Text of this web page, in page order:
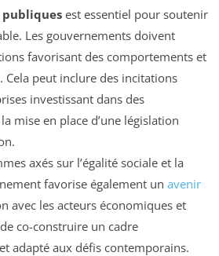
est essentiel pour soutenir
Les gouvernements doivent
favorisant des comportements et
Cela peut inclure des incitations
investissant dans des
mise en place d’une législation
axés sur l’égalité sociale et la
favorise également un avenir
avec les acteurs économiques et
co-construire un cadre
adapté aux défis contemporains.